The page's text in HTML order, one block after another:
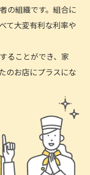
の組織です。組合に
て大変有利な利率や
ることができ、家
のお店にプラスにな